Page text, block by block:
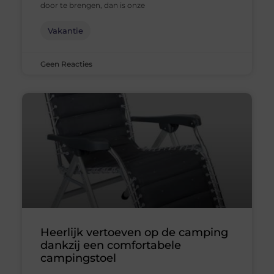
door te brengen, dan is onze
Vakantie
Geen Reacties
Heerlijk vertoeven op de camping
dankzij een comfortabele
campingstoel